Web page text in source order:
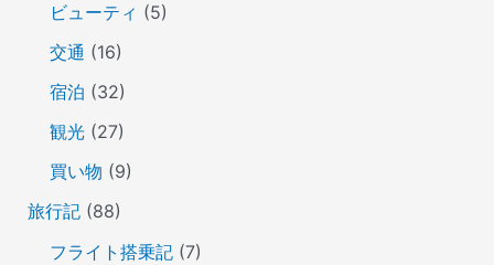
ビューティ (5)
交通 (16)
宿泊 (32)
観光(27)
買い物 (9)
旅行記(88)
フライト搭乗記(7)